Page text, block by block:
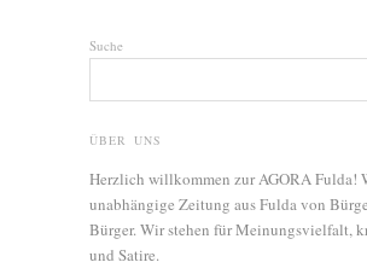
Suche
ÜBER UNS
Herzlich willkommen zur AGORA Fulda!
unabhängige Zeitung aus Fulda von
Bürger. Wir stehen für Meinungsvielfalt,
und Satire.